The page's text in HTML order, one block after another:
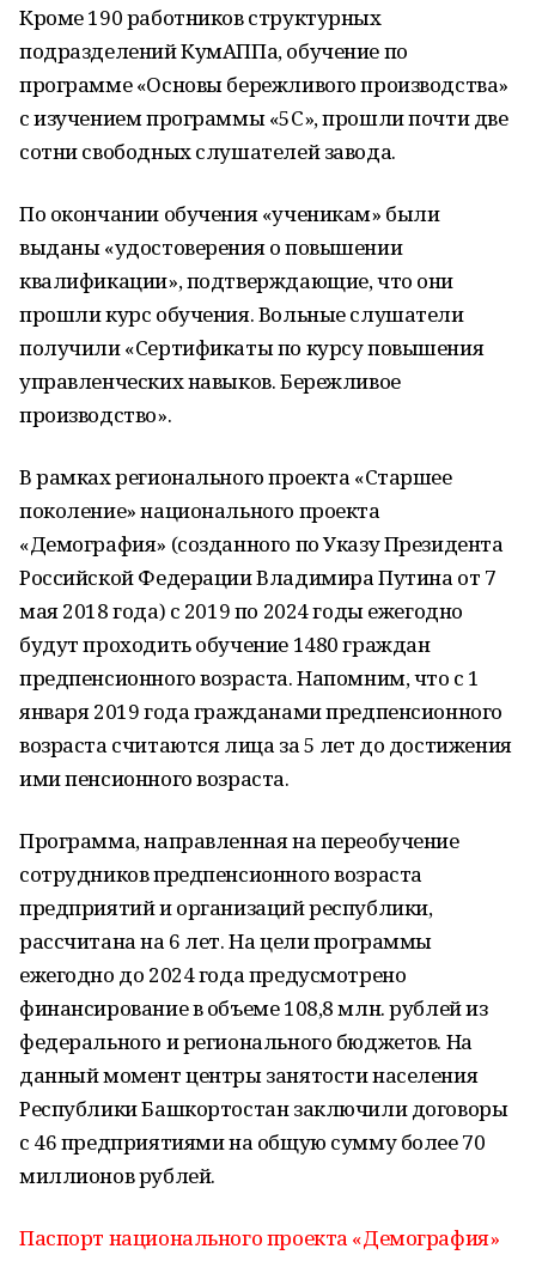
Кроме 190 работников структурных
подразделений КумАППа, обучение по
программе «Основы бережливого производства»
с изучением программы «5С», прошли почти две
сотни свободных слушателей завода.
По окончании обучения «ученикам» были
выданы «удостоверения о повышении
квалификации», подтверждающие, что они
прошли курс обучения. Вольные слушатели
получили «Сертификаты по курсу повышения
управленческих навыков. Бережливое
производство».
В рамках регионального проекта «Старшее
поколение» национального проекта
«Демография» (созданного по Указу Президента
Российской Федерации Владимира Путина от 7
мая 2018 года) с 2019 по 2024 годы ежегодно
будут проходить обучение 1480 граждан
предпенсионного возраста. Напомним, что с 1
января 2019 года гражданами предпенсионного
возраста считаются лица за 5 лет до достижения
ими пенсионного возраста.
Программа, направленная на переобучение
сотрудников предпенсионного возраста
предприятий и организаций республики,
рассчитана на 6 лет. На цели программы
ежегодно до 2024 года предусмотрено
финансирование в объеме 108,8 млн. рублей из
федерального и регионального бюджетов. На
данный момент центры занятости населения
Республики Башкортостан заключили договоры
с 46 предприятиями на общую сумму более 70
миллионов рублей.
Паспорт национального проекта «Демография»